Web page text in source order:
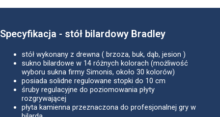
Specyfikacja - stół bilardowy Bradley
stół wykonany z drewna ( brzoza, buk, dąb, jesion )
sukno bilardowe w 14 różnych kolorach (możliwość
wyboru sukna firmy Simonis, około 30 kolorów)
posiada solidne regulowane stopki do 10 cm
śruby regulacyjne do poziomowania płyty
rozgrywającej
płyta kamienna przeznaczona do profesjonalnej gry w